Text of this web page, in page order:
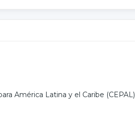
América Latina y el Caribe (CEPAL)